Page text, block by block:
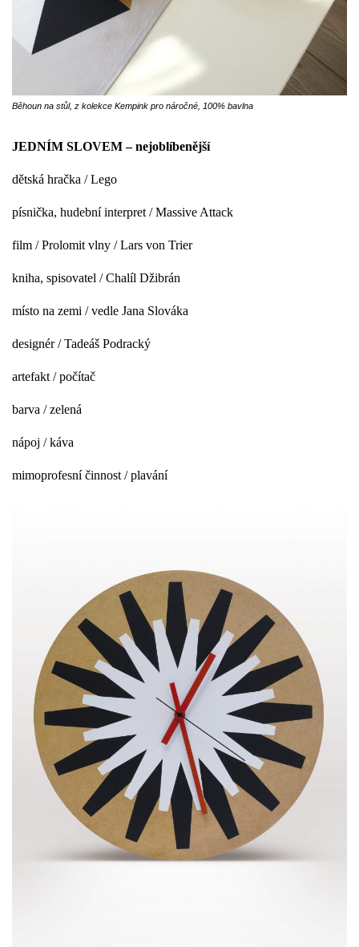
Běhoun na stůl, z kolekce Kempink pro náročné, 100% bavlna
JEDNÍM SLOVEM – nejoblíbenější
dětská hračka / Lego
písnička, hudební interpret /Massive Attack
film /Prolomit vlny / Lars von Trier
kniha, spisovatel /Chalíl Džibrán
místo na zemi /vedle Jana Slováka
designér /Tadeáš Podracký
artefakt /počítač
barva /zelená
nápoj /káva
mimoprofesní činnost /plavání